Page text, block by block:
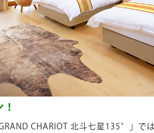
CHARIOT 北斗七星135°」で